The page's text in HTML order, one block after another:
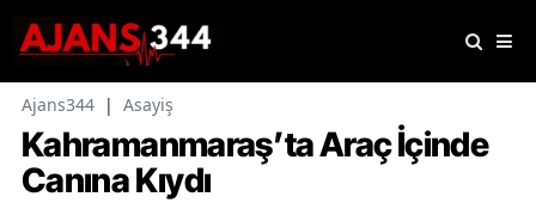
Ajans344 | Asayiş
Kahramanmaraş’ta Araç İçinde
Canına Kıydı